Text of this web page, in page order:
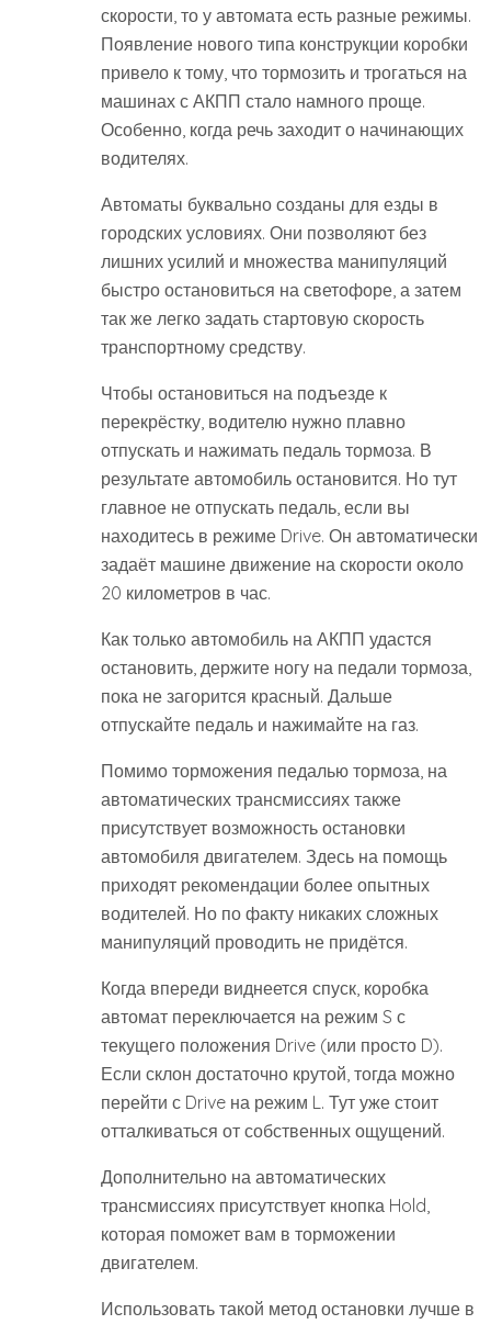
скорости, то у автомата есть разные режимы.
Появление нового типа конструкции коробки
привело к тому, что тормозить и трогаться на
машинах с АКПП стало намного проще.
Особенно, когда речь заходит о начинающих
водителях.
Автоматы буквально созданы для езды в
городских условиях. Они позволяют без
лишних усилий и множества манипуляций
быстро остановиться на светофоре, а затем
так же легко задать стартовую скорость
транспортному средству.
Чтобы остановиться на подъезде к
перекрёстку, водителю нужно плавно
отпускать и нажимать педаль тормоза. В
результате автомобиль остановится. Но тут
главное не отпускать педаль, если вы
находитесь в режиме Drive. Он автоматически
задаёт машине движение на скорости около
20 километров в час.
Как только автомобиль на АКПП удастся
остановить, держите ногу на педали тормоза,
пока не загорится красный. Дальше
отпускайте педаль и нажимайте на газ.
Помимо торможения педалью тормоза, на
автоматических трансмиссиях также
присутствует возможность остановки
автомобиля двигателем. Здесь на помощь
приходят рекомендации более опытных
водителей. Но по факту никаких сложных
манипуляций проводить не придётся.
Когда впереди виднеется спуск, коробка
автомат переключается на режим S с
текущего положения Drive (или просто D).
Если склон достаточно крутой, тогда можно
перейти с Drive на режим L. Тут уже стоит
отталкиваться от собственных ощущений.
Дополнительно на автоматических
трансмиссиях присутствует кнопка Hold,
которая поможет вам в торможении
двигателем.
Использовать такой метод остановки лучше в